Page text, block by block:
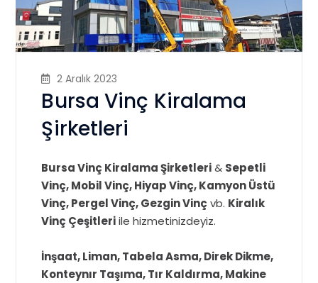
2 Aralık 2023
Bursa Vinç Kiralama
Şirketleri
Bursa Vinç Kiralama Şirketleri& Sepetli
Vinç, Mobil Vinç, Hiyap Vinç, Kamyon Üstü
Vinç, Pergel Vinç, Gezgin Vinçvb. Kiralık
Vinç Çeşitleriile hizmetinizdeyiz.
İnşaat, Liman, Tabela Asma, Direk Dikme,
Konteynır Taşıma, Tır Kaldırma, Makine